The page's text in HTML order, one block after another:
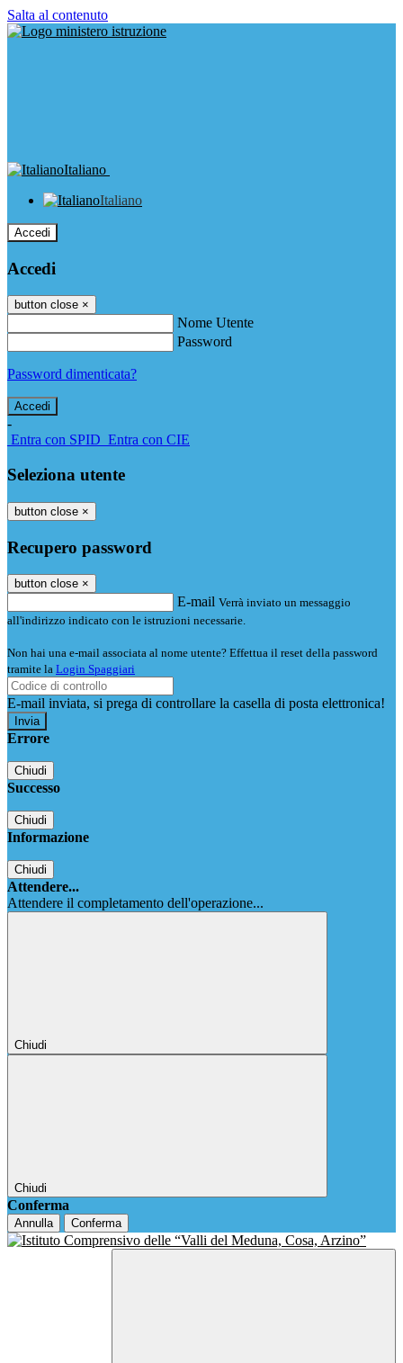
Salta al contenuto
Italiano
Italiano
Accedi
Accedi
button close ×
Nome Utente
Password
Password dimenticata?
-
Entra con SPID Entra con CIE
Seleziona utente
button close ×
Recupero password
button close ×
E-mail Verrà inviato un messaggio
all'indirizzo indicato con le istruzioni necessarie.
Non hai una e-mail associata al nome utente? Effettua il reset della password
tramite la Login Spaggiari
E-mail inviata, si prega di controllare la casella di posta elettronica!
Errore
Chiudi
Successo
Chiudi
Informazione
Chiudi
Attendere...
Attendere il completamento dell'operazione...
Chiudi
Chiudi
Conferma
Annulla Conferma